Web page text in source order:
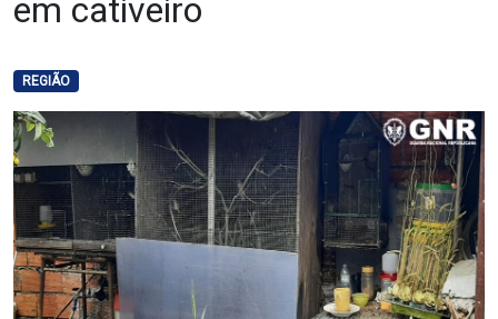
em cativeiro
REGIÃO